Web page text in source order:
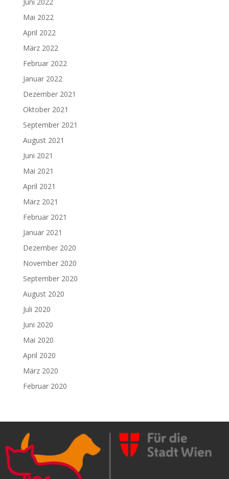
Mai 2022
April 2022
März 2022
Februar 2022
Januar 2022
Dezember 2021
Oktober 2021
September 2021
August 2021
Juni 2021
Mai 2021
April 2021
März 2021
Februar 2021
Januar 2021
Dezember 2020
November 2020
September 2020
August 2020
Juli 2020
Juni 2020
Mai 2020
April 2020
März 2020
Februar 2020